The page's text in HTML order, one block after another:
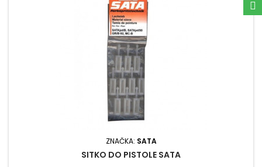
ZNAČKA: SATA
SITKO DO PISTOLE SATA